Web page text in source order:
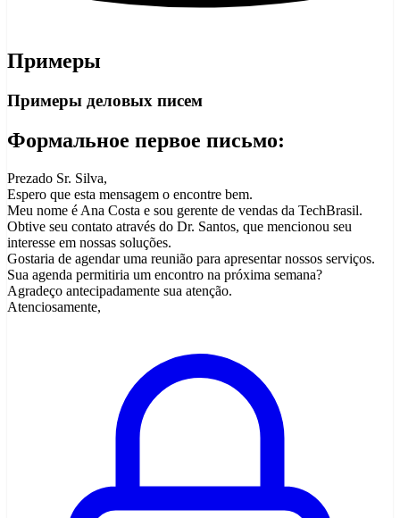
Примеры
Примеры деловых писем
Формальное первое письмо:
Prezado Sr. Silva,
Espero que esta mensagem o encontre bem.
Meu nome é Ana Costa e sou gerente de vendas da TechBrasil.
Obtive seu contato através do Dr. Santos, que mencionou seu
interesse em nossas soluções.
Gostaria de agendar uma reunião para apresentar nossos serviços.
Sua agenda permitiria um encontro na próxima semana?
Agradeço antecipadamente sua atenção.
Atenciosamente,